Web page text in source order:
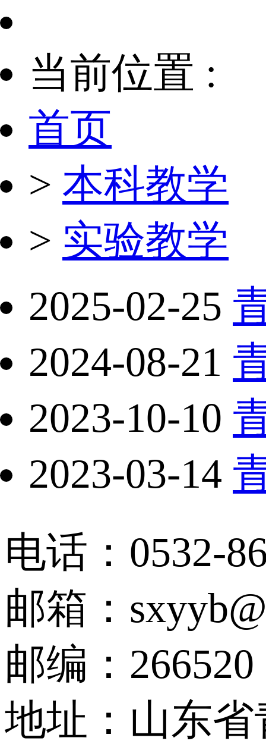
当前位置 :
首页
> 本科教学
> 实验教学
2025-02-25
2024-08-21
2023-10-10
2023-03-14
电话：0532-
邮箱：
邮编：266520
地址：山东